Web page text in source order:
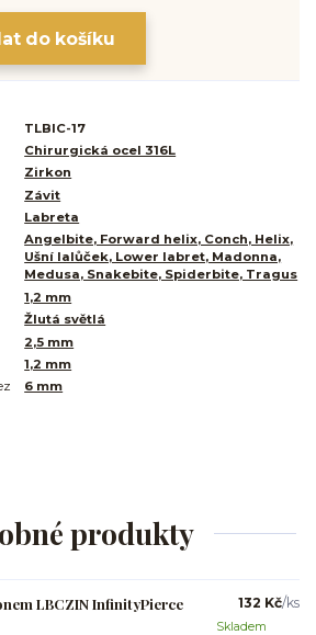
do košíku
TLBIC-17
Chirurgická ocel 316L
Zirkon
Závit
Labreta
Angelbite, Forward helix, Conch, Helix,
Ušní lalůček, Lower labret, Madonna,
Medusa, Snakebite, Spiderbite, Tragus
1,2 mm
Žlutá světlá
2,5 mm
1,2 mm
6 mm
produkty
LBCZIN InfinityPierce 132 Kč/ks
Skladem